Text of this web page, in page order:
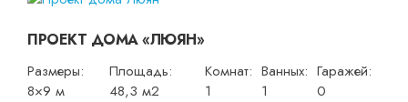
ПРОЕКТ ДОМА «ЛЮЯН»
Размеры:
8×9 м
Площадь:
48,3 м2
Комнат:
1
Ванных:
1
Гаражей:
0